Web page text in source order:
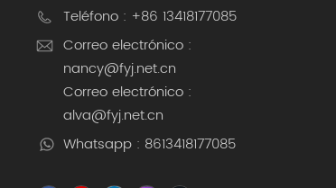
Teléfono : +86 13418177085
Correo electrónico :
nancy@fyj.net.cn
Correo electrónico :
alva@fyj.net.cn
Whatsapp : 8613418177085